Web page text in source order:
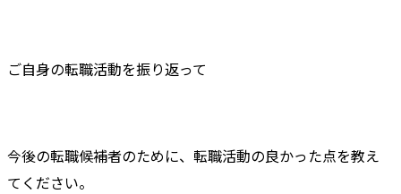
ご自身の転職活動を振り返って
今後の転職候補者のために、転職活動の良かった点を教え
てください。